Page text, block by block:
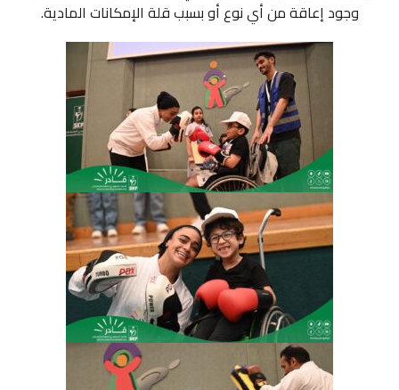
عن الاتحاد
الانشطة والبطولات
المركز الاعلامى
اتصل بنا
ENGLISH
وجود إعاقة من أي نوع أو بسبب قلة الإمكانات المادية.